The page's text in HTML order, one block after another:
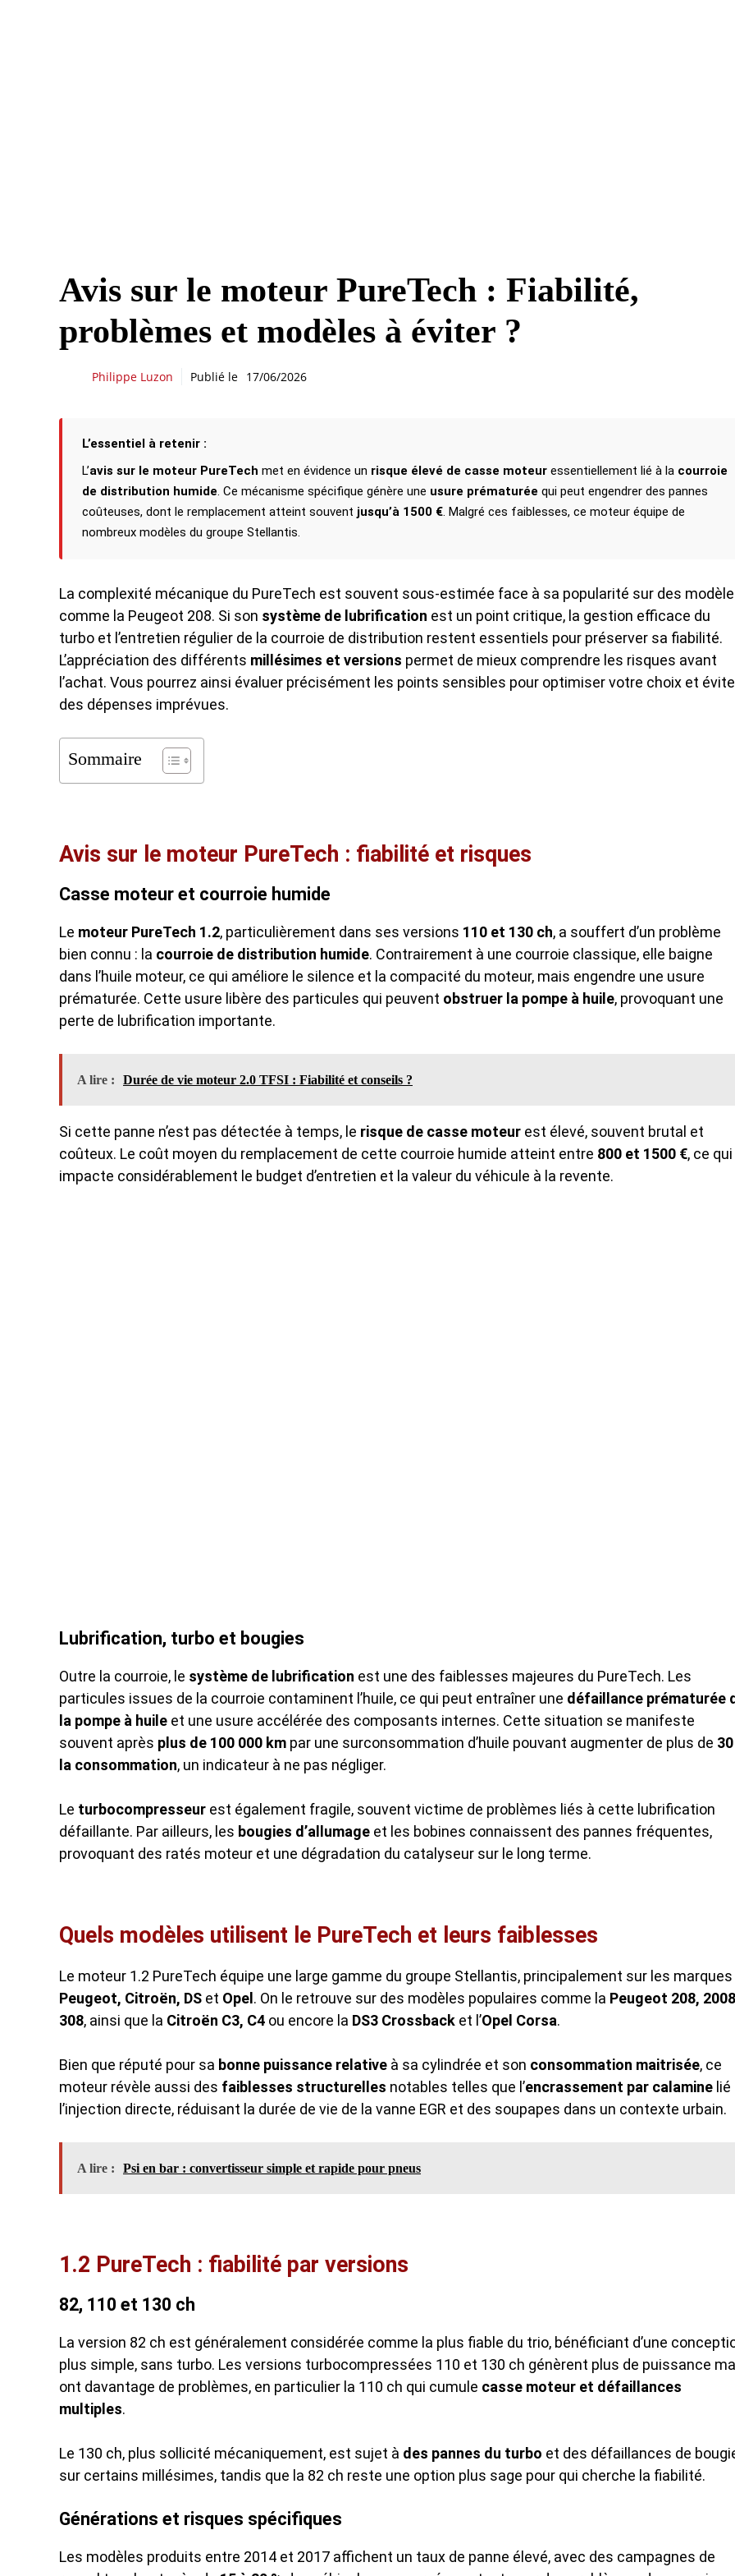
Avis sur le moteur PureTech : Fiabilité,
problèmes et modèles à éviter ?
Philippe Luzon Publié le 17/06/2026
L’essentiel à retenir :
L’avis sur le moteur PureTech met en évidence un risque élevé de casse moteur essentiellement lié à la courroie
de distribution humide. Ce mécanisme spécifique génère une usure prématurée qui peut engendrer des pannes
coûteuses, dont le remplacement atteint souvent jusqu’à 1500 €. Malgré ces faiblesses, ce moteur équipe de
nombreux modèles du groupe Stellantis.
La complexité mécanique du PureTech est souvent sous-estimée face à sa popularité sur des
comme la Peugeot 208. Si son système de lubrification est un point critique, la gestion efficace du
turbo et l’entretien régulier de la courroie de distribution restent essentiels pour préserver sa fiabilité.
L’appréciation des différents millésimes et versions permet de mieux comprendre les risques avant
l’achat. Vous pourrez ainsi évaluer précisément les points sensibles pour optimiser votre choix et
des dépenses imprévues.
Sommaire
Avis sur le moteur PureTech : fiabilité et risques
Casse moteur et courroie humide
Le moteur PureTech 1.2, particulièrement dans ses versions 110 et 130 ch, a souffert d’un problème
bien connu : la courroie de distribution humide. Contrairement à une courroie classique, elle baigne
dans l’huile moteur, ce qui améliore le silence et la compacité du moteur, mais engendre une usure
prématurée. Cette usure libère des particules qui peuvent obstruer la pompe à huile, provoquant une
perte de lubrification importante.
A lire : Durée de vie moteur 2.0 TFSI : Fiabilité et conseils ?
Si cette panne n’est pas détectée à temps, le risque de casse moteur est élevé, souvent brutal et
coûteux. Le coût moyen du remplacement de cette courroie humide atteint entre 800 et 1500 €, ce qui
impacte considérablement le budget d’entretien et la valeur du véhicule à la revente.
Lubrification, turbo et bougies
Outre la courroie, le système de lubrification est une des faiblesses majeures du PureTech. Les
particules issues de la courroie contaminent l’huile, ce qui peut entraîner une défaillance prématurée
la pompe à huile et une usure accélérée des composants internes. Cette situation se manifeste
souvent après plus de 100 000 km par une surconsommation d’huile pouvant augmenter de plus de
la consommation, un indicateur à ne pas négliger.
Le turbocompresseur est également fragile, souvent victime de problèmes liés à cette lubrification
défaillante. Par ailleurs, les bougies d’allumage et les bobines connaissent des pannes fréquentes,
provoquant des ratés moteur et une dégradation du catalyseur sur le long terme.
Quels modèles utilisent le PureTech et leurs faiblesses
Le moteur 1.2 PureTech équipe une large gamme du groupe Stellantis, principalement sur les marques
Peugeot, Citroën, DS et Opel. On le retrouve sur des modèles populaires comme la Peugeot 208,
308, ainsi que la Citroën C3, C4 ou encore la DS3 Crossback et l’Opel Corsa.
Bien que réputé pour sa bonne puissance relative à sa cylindrée et son consommation maitrisée, ce
moteur révèle aussi des faiblesses structurelles notables telles que l’encrassement par calamine lié
l’injection directe, réduisant la durée de vie de la vanne EGR et des soupapes dans un contexte urbain.
A lire : Psi en bar : convertisseur simple et rapide pour pneus
1.2 PureTech : fiabilité par versions
82, 110 et 130 ch
La version 82 ch est généralement considérée comme la plus fiable du trio, bénéficiant d’une
plus simple, sans turbo. Les versions turbocompressées 110 et 130 ch génèrent plus de puissance
ont davantage de problèmes, en particulier la 110 ch qui cumule casse moteur et défaillances
multiples.
Le 130 ch, plus sollicité mécaniquement, est sujet à des pannes du turbo et des défaillances de
sur certains millésimes, tandis que la 82 ch reste une option plus sage pour qui cherche la fiabilité.
Générations et risques spécifiques
Les modèles produits entre 2014 et 2017 affichent un taux de panne élevé, avec des campagnes de